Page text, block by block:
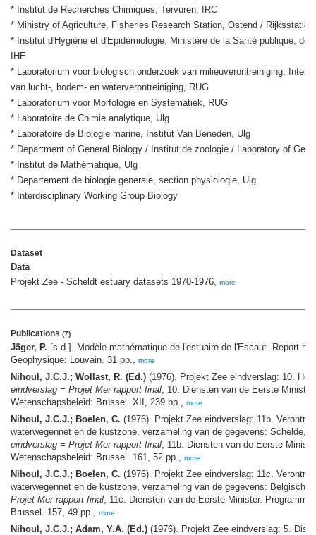
* Institut de Recherches Chimiques, Tervuren, IRC
* Ministry of Agriculture, Fisheries Research Station, Ostend /
* Institut d'Hygiène et d'Epidémiologie, Ministère de la Santé publique, de
IHE
* Laboratorium voor biologisch onderzoek van milieuverontreiniging,
van lucht-, bodem- en waterverontreiniging, RUG
* Laboratorium voor Morfologie en Systematiek, RUG
* Laboratoire de Chimie analytique, Ulg
* Laboratoire de Biologie marine, Institut Van Beneden, Ulg
* Department of General Biology / Institut de zoologie / Laboratory of
* Institut de Mathématique, Ulg
* Departement de biologie generale, section physiologie, Ulg
* Interdisciplinary Working Group Biology
Dataset
Data
Projekt Zee - Scheldt estuary datasets 1970-1976,
more
Publications (7)
Jäger, P. [s.d.]. Modèle mathématique de l'estuaire de l'Escaut. Report
Geophysique: Louvain. 31 pp.,
more
Nihoul, J.C.J.; Wollast, R. (Ed.) (1976). Projekt Zee eindverslag: 10.
eindverslag = Projet Mer rapport final , 10. Diensten van de Eerste
Wetenschapsbeleid: Brussel. XII, 239 pp.,
more
Nihoul, J.C.J.; Boelen, C. (1976). Projekt Zee eindverslag: 11b.
waterwegennet en de kustzone, verzameling van de gegevens: Schelde,
eindverslag = Projet Mer rapport final , 11b. Diensten van de Eerste
Wetenschapsbeleid: Brussel. 161, 52 pp.,
more
Nihoul, J.C.J.; Boelen, C. (1976). Projekt Zee eindverslag: 11c.
waterwegennet en de kustzone, verzameling van de gegevens:
Projet Mer rapport final , 11c. Diensten van de Eerste Minister.
Brussel. 157, 49 pp.,
more
Nihoul, J.C.J.; Adam, Y.A. (Ed.) (1976). Projekt Zee eindverslag: 5.